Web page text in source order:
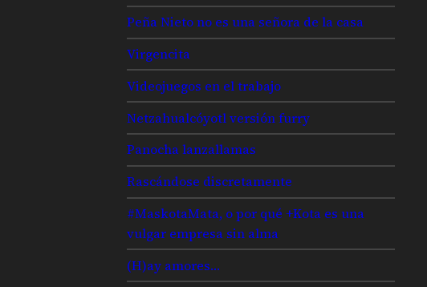
Peña Nieto no es una señora de la casa
Virgencita
Videojuegos en el trabajo
Netzahualcóyotl versión furry
Panocha lanzallamas
Rascándose discretamente
#MaskotaMata, o por qué +Kota es una
vulgar empresa sin alma
(H)ay amores…